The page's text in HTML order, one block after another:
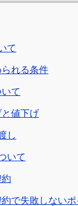
て
れる条件
て
値下げ
し
いて
で失敗しないポ